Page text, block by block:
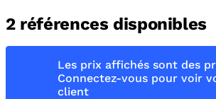
2 références disponibles
Les prix affichés sont des
Connectez-vous pour voir
client